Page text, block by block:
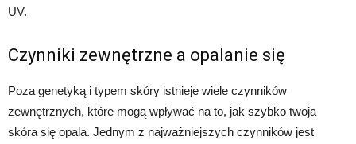
UV.
Czynniki zewnętrzne a opalanie się
Poza genetyką i typem skóry istnieje wiele czynników
zewnętrznych, które mogą wpływać na to, jak szybko twoja
skóra się opala. Jednym z najważniejszych czynników jest